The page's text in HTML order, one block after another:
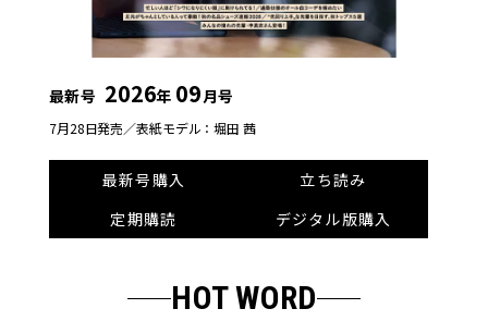
最新号 2026年 09月号
7月28日発売／表紙モデル：堀田 茜
最新号購入
立ち読み
定期購読
デジタル版購入
HOT WORD